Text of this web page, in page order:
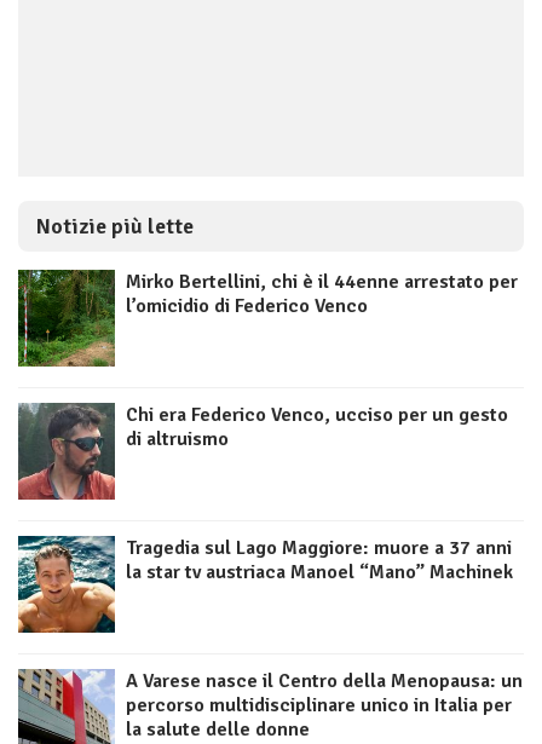
Notizie più lette
Mirko Bertellini, chi è il 44enne arrestato per
l’omicidio di Federico Venco
Chi era Federico Venco, ucciso per un gesto
di altruismo
Tragedia sul Lago Maggiore: muore a 37 anni
la star tv austriaca Manoel “Mano” Machinek
A Varese nasce il Centro della Menopausa: un
percorso multidisciplinare unico in Italia per
la salute delle donne